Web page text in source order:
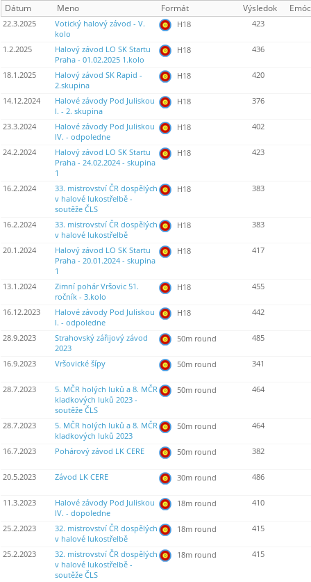
Dátum Meno Formát Výsledok
22.3.2025
Votický halový závod - V.
kolo
H18 423
1.2.2025
Halový závod LO SK Startu
Praha - 01.02.2025 1.kolo
H18 436
18.1.2025
Halový závod SK Rapid -
2.skupina
H18 420
14.12.2024
Halové závody Pod Juliskou
I. - 2. skupina
H18 376
23.3.2024
Halové závody Pod Juliskou
IV. - odpoledne
H18 402
24.2.2024
Halový závod LO SK Startu
Praha - 24.02.2024 - skupina
1
H18 423
16.2.2024
33. mistrovství ČR dospělých
v halové lukostřelbě -
soutěže ČLS
H18 383
16.2.2024
33. mistrovství ČR dospělých
v halové lukostřelbě
H18 383
20.1.2024
Halový závod LO SK Startu
Praha - 20.01.2024 - skupina
1
H18 417
13.1.2024
Zimní pohár Vršovic 51.
ročník - 3.kolo
H18 455
16.12.2023
Halové závody Pod Juliskou
I. - odpoledne
H18 442
28.9.2023
Strahovský zářijový závod
2023
50m round 485
16.9.2023 Vršovické šípy 50m round 341
28.7.2023
5. MČR holých luků a 8. MČR
kladkových luků 2023 -
soutěže ČLS
50m round 464
28.7.2023
5. MČR holých luků a 8. MČR
kladkových luků 2023
50m round 464
16.7.2023 Pohárový závod LK CERE 50m round 382
20.5.2023 Závod LK CERE 30m round 486
11.3.2023
Halové závody Pod Juliskou
IV. - dopoledne
18m round 410
25.2.2023
32. mistrovství ČR dospělých
v halové lukostřelbě
18m round 415
25.2.2023
32. mistrovství ČR dospělých
v halové lukostřelbě -
soutěže ČLS
18m round 415